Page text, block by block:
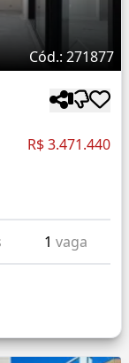
Cód.: 271877
R$ 3.471.440
1 vaga